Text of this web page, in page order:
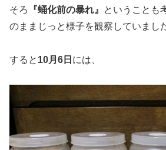
そろ
『蛹化前の暴れ』
ということも
のままじっと様子を観察していまし
すると 10月6日 には、